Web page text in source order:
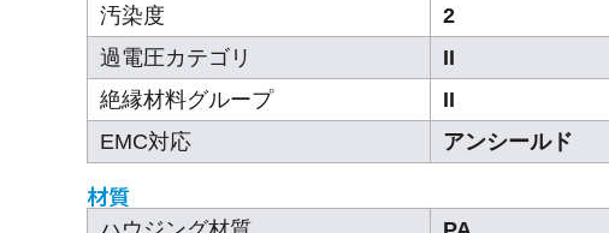
汚染度
2
過電圧カテゴリ
II
絶縁材料グループ
II
EMC対応
アンシールド
材質